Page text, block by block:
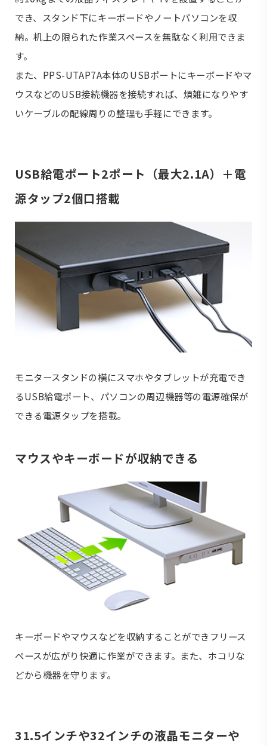
でき、スタンド下にキーボードやノートパソコンを収
納。机上の限られた作業スペースを無駄なく利用できま
す。
また、PPS-UTAP7A本体のUSBポートにキーボードやマ
ウスなどのUSB接続機器を接続すれば、煩雑になりやす
いケーブルの配線周りの整理も手軽にできます。
USB給電ポート2ポート（最大2.1A）＋電
源タップ2個口搭載
モニタースタンドの横にスマホやタブレットが充電でき
るUSB給電ポート、パソコンの周辺機器等の電源確保が
できる電源タップを搭載。
マウスやキーボードが収納できる
キーボードやマウスなどを収納することができフリース
ペースが広がり快適に作業ができます。また、ホコリな
どから機器を守ります。
31.5インチや32インチの液晶モニターや